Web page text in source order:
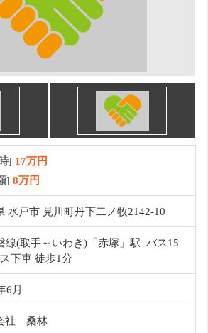
] 17万円
] 8万円
水戸市 見川町丹下二ノ牧2142-10
線(取手～いわき)「赤塚」駅 バス15
下車 徒歩1分
6月
社 桑林